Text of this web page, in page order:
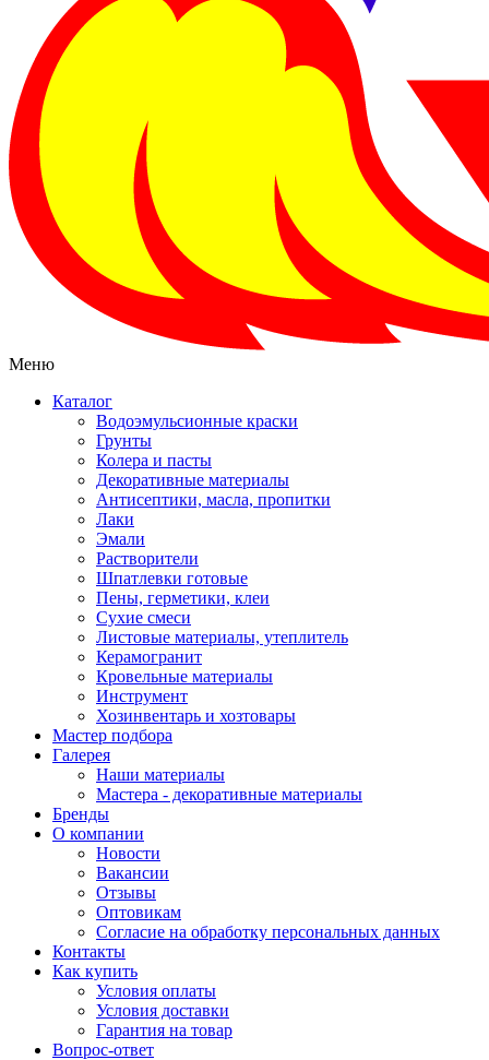
Меню
Каталог
Водоэмульсионные краски
Грунты
Колера и пасты
Декоративные материалы
Антисептики, масла, пропитки
Лаки
Эмали
Растворители
Шпатлевки готовые
Пены, герметики, клеи
Сухие смеси
Листовые материалы, утеплитель
Керамогранит
Кровельные материалы
Инструмент
Хозинвентарь и хозтовары
Мастер подбора
Галерея
Наши материалы
Мастера - декоративные материалы
Бренды
О компании
Новости
Вакансии
Отзывы
Оптовикам
Cогласие на обработку персональных данных
Контакты
Как купить
Условия оплаты
Условия доставки
Гарантия на товар
Вопрос-ответ